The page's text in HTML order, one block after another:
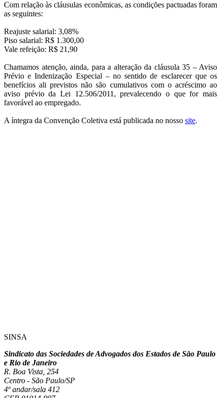
Com relação às cláusulas econômicas, as condições pactuadas foram
as seguintes:
Reajuste salarial: 3,08%
Piso salarial: R$ 1.300,00
Vale refeição: R$ 21,90
Chamamos atenção, ainda, para a alteração da cláusula 35 – Aviso
Prévio e Indenização Especial – no sentido de esclarecer que os
benefícios ali previstos não são cumulativos com o acréscimo ao
aviso prévio da Lei 12.506/2011, prevalecendo o que for mais
favorável ao empregado.
A íntegra da Convenção Coletiva está publicada no nosso site.
SINSA
Sindicato das Sociedades de Advogados dos Estados de São Paulo
e Rio de Janeiro
R. Boa Vista, 254
Centro - São Paulo/SP
4º andar/sala 412